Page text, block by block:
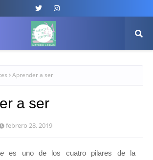
Aprender a ser
a ser
febrero 28, 2019
es uno de los cuatro pilares de la